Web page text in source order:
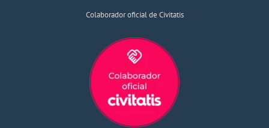
Colaborador oficial de Civitatis